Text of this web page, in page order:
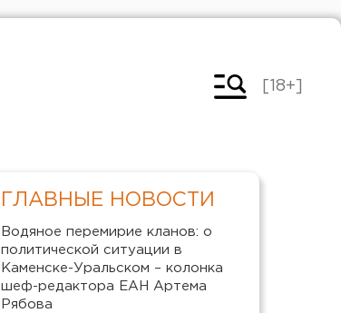
[18+]
ГЛАВНЫЕ НОВОСТИ
Водяное перемирие кланов: о
политической ситуации в
Каменске-Уральском – колонка
шеф-редактора ЕАН Артема
Рябова